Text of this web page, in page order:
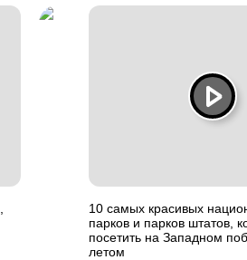
10 самых красивых
парков и парков штатов,
посетить на Западном
летом